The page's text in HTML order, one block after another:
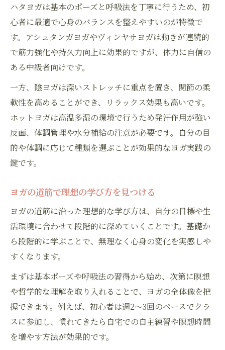
ハタヨガは基本のポーズと呼吸法を丁寧に行うため、初
心者に最適で心身のバランスを整えやすいのが特徴で
す。アシュタンガヨガやヴィンヤサヨガは動きが連続的
で筋力強化や持久力向上に効果的ですが、体力に自信の
ある中級者向けです。
一方、陰ヨガは深いストレッチに重点を置き、関節の柔
軟性を高めることができ、リラックス効果も高いです。
ホットヨガは高温多湿の環境で行うため発汗作用が強い
反面、体調管理や水分補給の注意が必要です。自分の目
的や体調に応じて種類を選ぶことが効果的なヨガ実践の
鍵です。
ヨガの道筋で理想の学び方を見つける
ヨガの道筋に沿った理想的な学び方は、自分の目標や生
活環境に合わせて段階的に深めていくことです。基礎か
ら段階的に学ぶことで、無理なく心身の変化を実感しや
すくなります。
まずは基本ポーズや呼吸法の習得から始め、次第に瞑想
や哲学的な理解を取り入れることで、ヨガの全体像を把
握できます。例えば、初心者は週2～3回のペースでクラ
スに参加し、慣れてきたら自宅での自主練習や瞑想時間
を増やす方法が効果的です。